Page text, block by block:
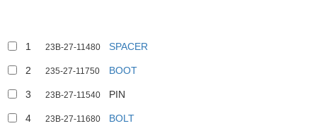
1 23B-27-11480 SPACER
2 235-27-11750 BOOT
3 23B-27-11540 PIN
4 23B-27-11680 BOLT